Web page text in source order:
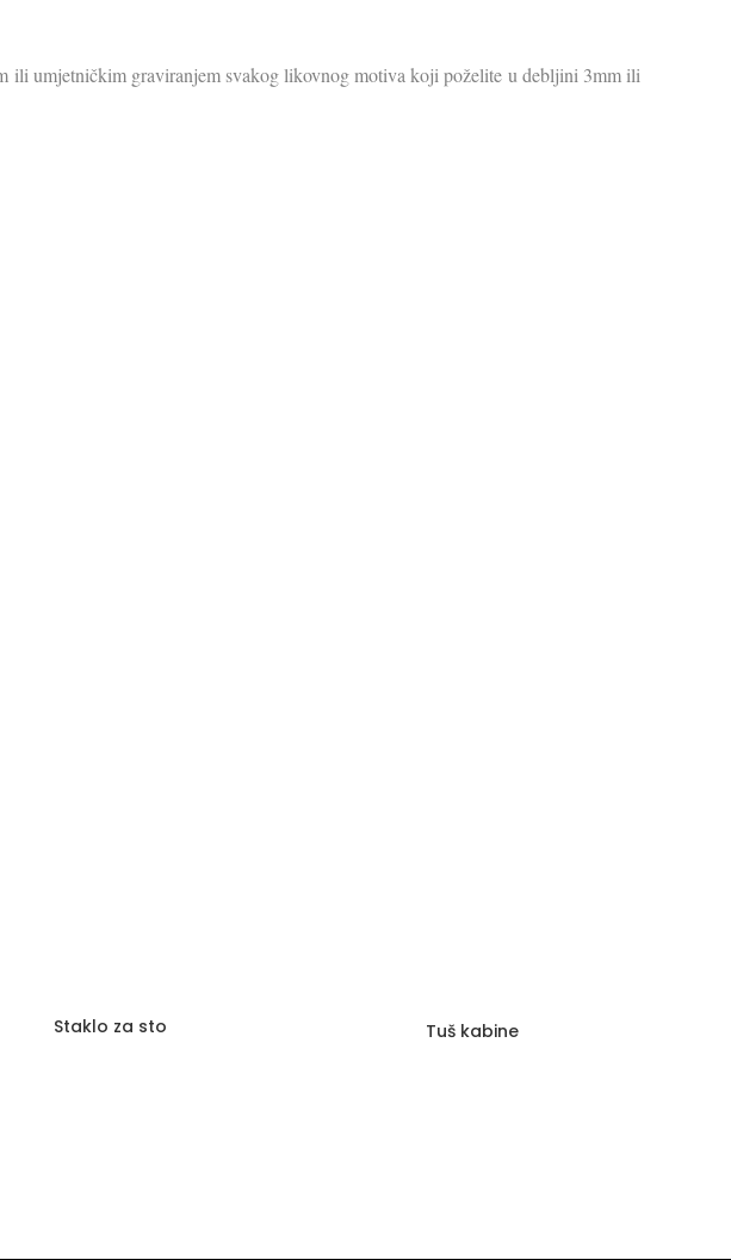
ili umjetničkim graviranjem svakog likovnog motiva koji poželite u debljini 3mm ili
Staklo za sto Tuš kabine